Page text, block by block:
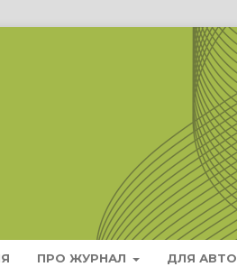
ПРО ЖУРНАЛ ДЛЯ